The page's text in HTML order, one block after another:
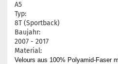
A5
Typ:
8T (Sportback)
Baujahr:
2007 - 2017
Material:
Velours aus 100% Polyamid-Faser